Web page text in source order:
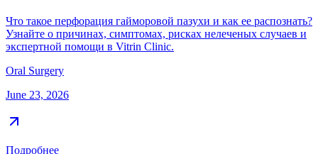
Что такое перфорация гайморовой пазухи и как ее распознать?
Узнайте о причинах, симптомах, рисках нелеченых случаев и
экспертной помощи в Vitrin Clinic.
Oral Surgery
June 23, 2026
Подробнее